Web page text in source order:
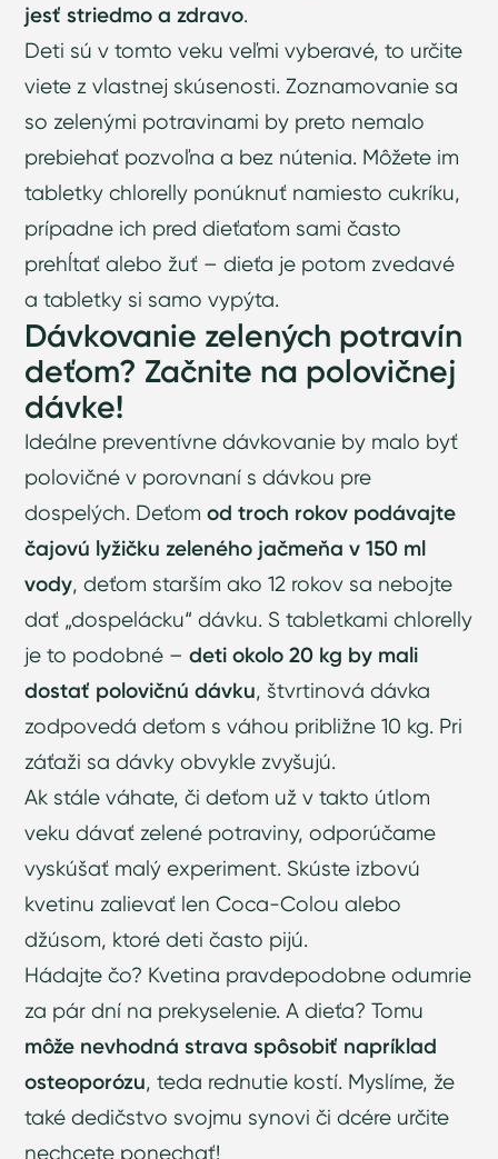
jesť striedmo a zdravo.
Deti sú v tomto veku veľmi vyberavé, to určite
viete z vlastnej skúsenosti. Zoznamovanie sa
so zelenými potravinami by preto nemalo
prebiehať pozvoľna a bez nútenia. Môžete im
tabletky chlorelly ponúknuť namiesto cukríku,
prípadne ich pred dieťaťom sami často
prehĺtať alebo žuť – dieťa je potom zvedavé
a tabletky si samo vypýta.
Dávkovanie zelených potravín
deťom? Začnite na polovičnej
dávke!
Ideálne preventívne dávkovanie by malo byť
polovičné v porovnaní s dávkou pre
dospelých. Deťomod troch rokov podávajte
čajovú lyžičku zeleného jačmeňa v 150 ml
vody, deťom starším ako 12 rokov sa nebojte
dať „dospelácku“ dávku. S tabletkami chlorelly
je to podobné –deti okolo 20 kg by mali
dostať polovičnú dávku, štvrtinová dávka
zodpovedá deťom s váhou približne 10 kg. Pri
záťaži sa dávky obvykle zvyšujú.
Ak stále váhate, či deťom už v takto útlom
veku dávať zelené potraviny, odporúčame
vyskúšať malý experiment. Skúste izbovú
kvetinu zalievať len Coca-Colou alebo
džúsom, ktoré deti často pijú.
Hádajte čo? Kvetina pravdepodobne odumrie
za pár dní na prekyselenie. A dieťa? Tomu
môže nevhodná strava spôsobiť napríklad
osteoporózu, teda rednutie kostí. Myslíme, že
také dedičstvo svojmu synovi či dcére určite
nechcete ponechať!